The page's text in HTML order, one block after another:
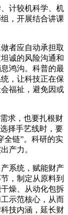
计较机科学、机
，开展结合讲课
者应自动承担取
诚的风险沟通和
鸿沟。科普的最
，让科技正在保
福祉，避免因或
求，也要扎根财
择手艺线时，要
全链”。科研的实
产力。
系统，赋能财产
，制定从原料到
燥、从动化包拆
示范核心，从而
技内涵，延长财